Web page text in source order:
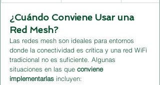
¿Cuándo Conviene Usar una
Red Mesh?
Las redes mesh son ideales para entornos
donde la conectividad es crítica y una red WiFi
tradicional no es suficiente. Algunas
situaciones en las que conviene
implementarlas incluyen: